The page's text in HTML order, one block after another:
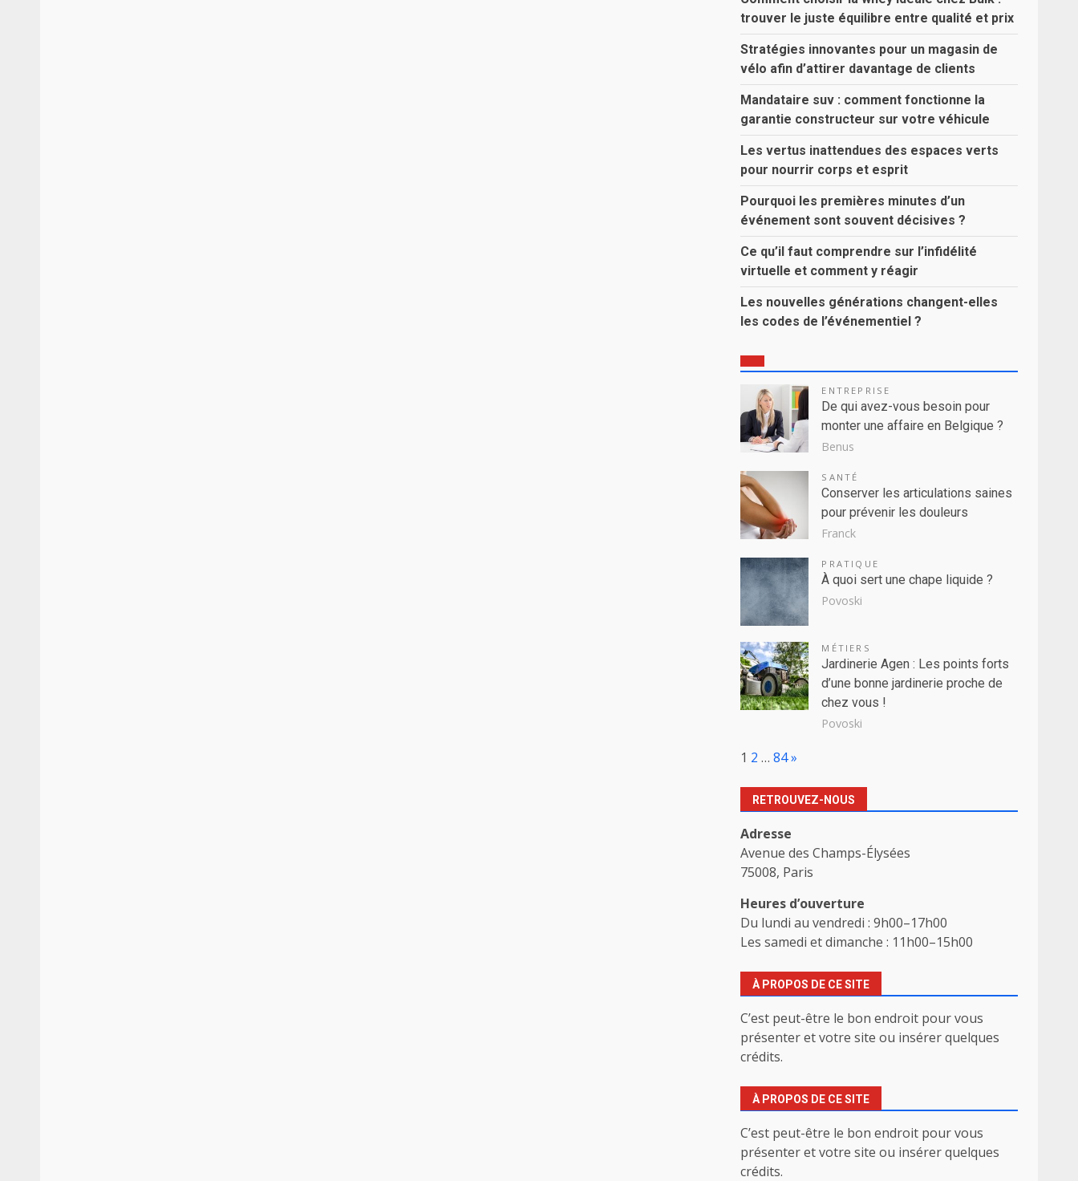
trouver le juste équilibre entre qualité et prix
Stratégies innovantes pour un magasin de
vélo afin d’attirer davantage de clients
Mandataire suv : comment fonctionne la
garantie constructeur sur votre véhicule
Les vertus inattendues des espaces verts
pour nourrir corps et esprit
Pourquoi les premières minutes d’un
événement sont souvent décisives ?
Ce qu’il faut comprendre sur l’infidélité
virtuelle et comment y réagir
Les nouvelles générations changent-elles
les codes de l’événementiel ?
ENTREPRISE
De qui avez-vous besoin pour
monter une affaire en Belgique ?
Benus
SANTÉ
Conserver les articulations saines
pour prévenir les douleurs
Franck
PRATIQUE
À quoi sert une chape liquide ?
Povoski
MÉTIERS
Jardinerie Agen : Les points forts
d’une bonne jardinerie proche de
chez vous !
Povoski
Page:
1 2 … 84Next
»
RETROUVEZ-NOUS
Adresse
Avenue des Champs-Élysées
75008, Paris
Heures d’ouverture
Du lundi au vendredi : 9h00–17h00
Les samedi et dimanche : 11h00–15h00
À PROPOS DE CE SITE
C’est peut-être le bon endroit pour vous
présenter et votre site ou insérer quelques
crédits.
À PROPOS DE CE SITE
C’est peut-être le bon endroit pour vous
présenter et votre site ou insérer quelques
crédits.